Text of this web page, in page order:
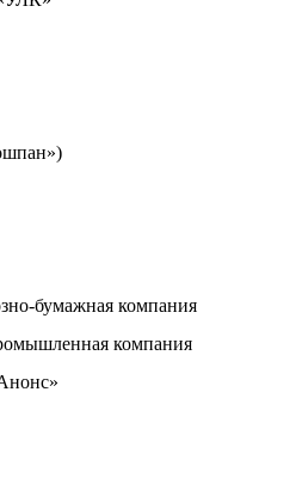
бумажная компания
компания